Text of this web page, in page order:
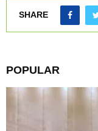
SHARE
POPULAR